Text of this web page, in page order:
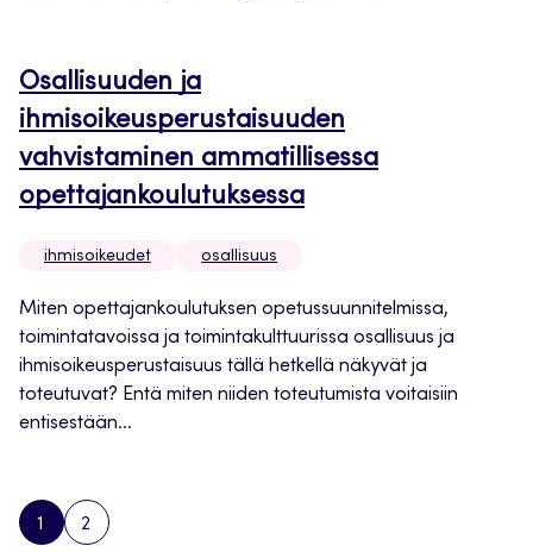
Osallisuuden ja
ihmisoikeusperustaisuuden
vahvistaminen ammatillisessa
opettajankoulutuksessa
ihmisoikeudet osallisuus
Miten opettajankoulutuksen opetussuunnitelmissa,
toimintatavoissa ja toimintakulttuurissa osallisuus ja
ihmisoikeusperustaisuus tällä hetkellä näkyvät ja
toteutuvat? Entä miten niiden toteutumista voitaisiin
entisestään...
PAGE
1
PAGE
2